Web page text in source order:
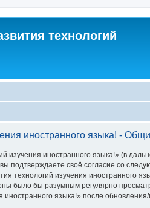
технологий
иностранного языка! -
изучения иностранного языка!» (в
подтверждаете своё согласие со
технологий изучения иностранного
было бы разумным регулярно
языка!» после